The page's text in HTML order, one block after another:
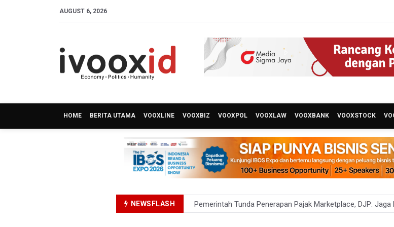
AUGUST 6, 2026
HOME BERITA UTAMA VOOXLINE VOOXBIZ VOOXPOL VOOXLAW VOOXBANK VOOXSTOCK
NEWSFLASH
Pemerintah Tunda Penerapan Pajak Marketplace, DJP: Jaga